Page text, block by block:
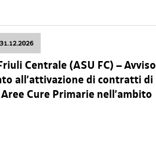
Centrale (ASU FC) – Avviso
all’attivazione di contratti di
Cure Primarie nell’ambito